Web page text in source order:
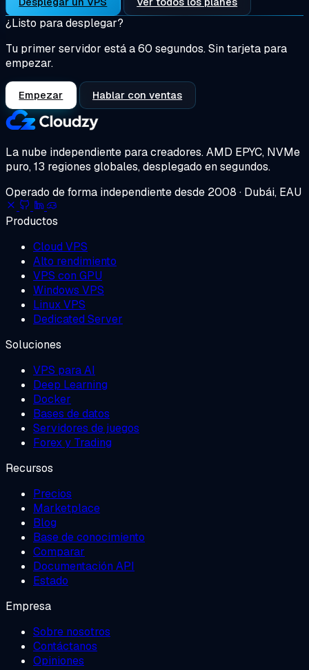
¿Listo para desplegar?
Tu primer servidor está a 60 segundos. Sin tarjeta para
empezar.
Empezar Hablar con ventas
La nube independiente para creadores.AMD EPYC, NVMe
puro, 13 regiones globales, desplegado en segundos.
Operado de forma independiente desde 2008 · Dubái, EAU
Productos
Cloud VPS
Alto rendimiento
VPS con GPU
Windows VPS
Linux VPS
Dedicated Server
Soluciones
VPS para AI
Deep Learning
Docker
Bases de datos
Servidores de juegos
Forex y Trading
Recursos
Precios
Marketplace
Blog
Base de conocimiento
Comparar
Documentación API
Estado
Empresa
Sobre nosotros
Contáctanos
Opiniones